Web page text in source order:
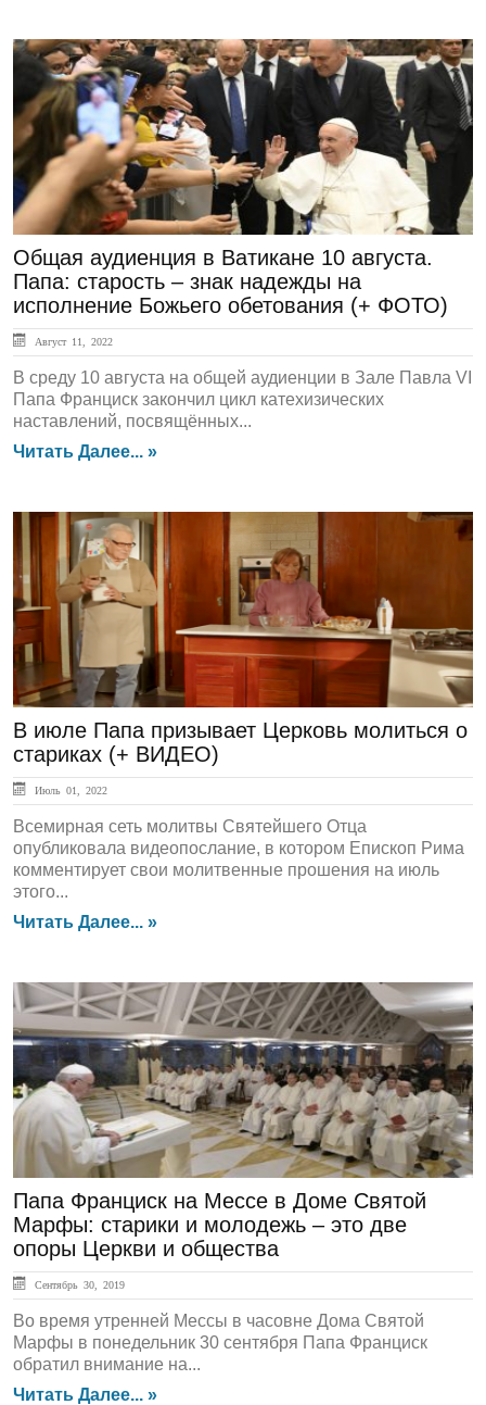
ЛЕНТА НОВОСТЕЙ
Общая аудиенция в Ватикане 10 августа.
Папа: старость – знак надежды на
исполнение Божьего обетования (+ ФОТО)
Август 11, 2022
В среду 10 августа на общей аудиенции в Зале Павла VI
Папа Франциск закончил цикл катехизических
наставлений, посвящённых...
Читать Далее... »
ГЛАВНАЯ
В июле Папа призывает Церковь молиться о
стариках (+ ВИДЕО)
Июль 01, 2022
Всемирная сеть молитвы Святейшего Отца
опубликовала видеопослание, в котором Епископ Рима
комментирует свои молитвенные прошения на июль
этого...
Читать Далее... »
ЛЕНТА НОВОСТЕЙ
Папа Франциск на Мессе в Доме Святой
Марфы: старики и молодежь – это две
опоры Церкви и общества
Сентябрь 30, 2019
Во время утренней Мессы в часовне Дома Святой
Марфы в понедельник 30 сентября Папа Франциск
обратил внимание на...
Читать Далее... »